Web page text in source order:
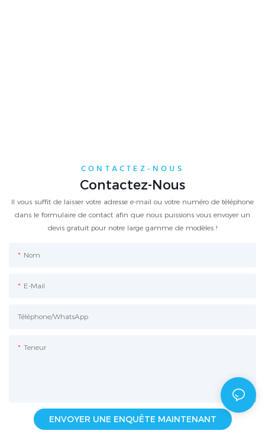
CONTACTEZ-NOUS
Contactez-Nous
Il vous suffit de laisser votre adresse e-mail ou votre numéro de téléphone
dans le formulaire de contact afin que nous puissions vous envoyer un
devis gratuit pour notre large gamme de modèles !
Nom
E-Mail
Téléphone/WhatsApp
Teneur
ENVOYER UNE ENQUÊTE MAINTENANT